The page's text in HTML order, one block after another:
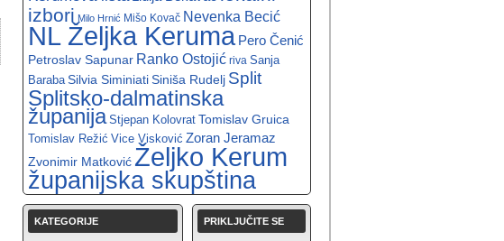
izbori Milo Hrnić Mišo Kovač Nevenka Becić
NL Željka Keruma Pero Čenić
Petroslav Sapunar Ranko Ostojić riva Sanja
Baraba Silvia SiminiatiSiniša Rudelj Split
Splitsko-dalmatinska
županija Stjepan Kolovrat Tomislav Gruica
Tomislav Režić Vice Visković Zoran Jeramaz
Zvonimir Matković Željko Kerum
županijska skupština
KATEGORIJE PRIKLJUČITE SE